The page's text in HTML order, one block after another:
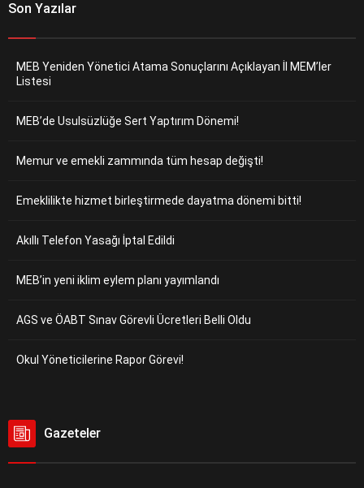
Son Yazılar
MEB Yeniden Yönetici Atama Sonuçlarını Açıklayan İl MEM’ler
Listesi
MEB’de Usulsüzlüğe Sert Yaptırım Dönemi!
Memur ve emekli zammında tüm hesap değişti!
Emeklilikte hizmet birleştirmede dayatma dönemi bitti!
Akıllı Telefon Yasağı İptal Edildi
MEB’in yeni iklim eylem planı yayımlandı
AGS ve ÖABT Sınav Görevli Ücretleri Belli Oldu
Okul Yöneticilerine Rapor Görevi!
Gazeteler